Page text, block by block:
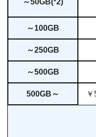
～100GB
～250GB
～500GB
500GB～